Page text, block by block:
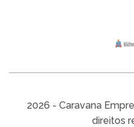
2026 - Caravana
direitos